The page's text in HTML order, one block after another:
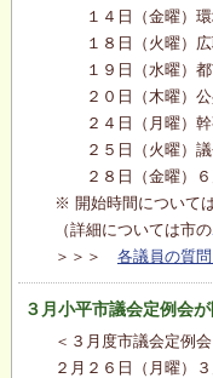
１４日（金曜）環
１８日（火曜）広
１９日（水曜）都
２０日（木曜）公
２４日（月曜）幹
２５日（火曜）議
２８日（金曜）６
※ 開始時間について
（詳細については市の
＞＞＞ 各議員の質
３月小平市議会定例会が
＜３月度市議会定例
２月２６日（月曜）